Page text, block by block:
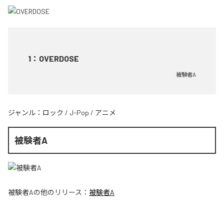
1 ： OVERDOSE
被験者A
ジャンル： ロック / J-Pop / アニメ
被験者A
被験者Aの他のリリース： 被験者A